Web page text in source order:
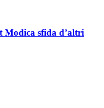
Modica sfida d’altri